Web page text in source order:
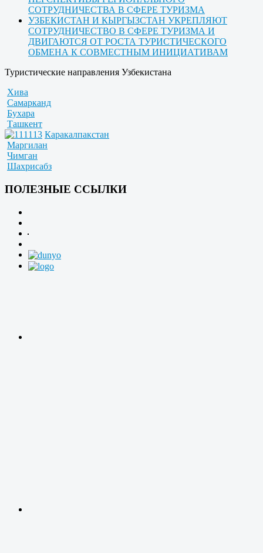
СОТРУДНИЧЕСТВА В СФЕРЕ ТУРИЗМА
УЗБЕКИСТАН И КЫРГЫЗСТАН УКРЕПЛЯЮТ
СОТРУДНИЧЕСТВО В СФЕРЕ ТУРИЗМА И
ДВИГАЮТСЯ ОТ РОСТА ТУРИСТИЧЕСКОГО
ОБМЕНА К СОВМЕСТНЫМ ИНИЦИАТИВАМ
Туристические направления Узбекистана
Хива
Самарканд
Бухара
Ташкент
Каракалпакстан
Маргилан
Чимган
Шахрисабз
ПОЛЕЗНЫЕ ССЫЛКИ